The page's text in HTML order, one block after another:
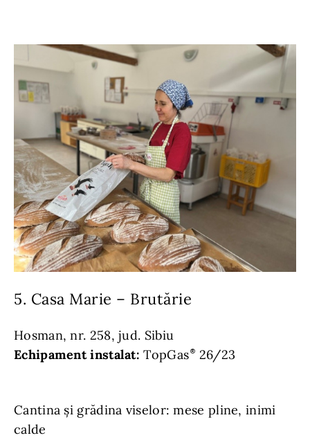
5. Casa Marie – Brutărie
Hosman, nr. 258, jud. Sibiu
Echipament instalat: TopGas 26/23
Cantina și grădina viselor: mese pline, inimi
calde